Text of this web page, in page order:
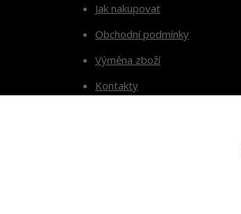
Jak nakupovat
Obchodní podmínky
Výměna zboží
Kontakty